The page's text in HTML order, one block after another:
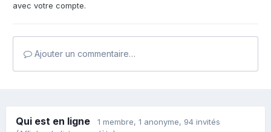
avec votre compte.
Ajouter un commentaire…
Qui est en ligne 1 membre, 1 anonyme, 94 invités